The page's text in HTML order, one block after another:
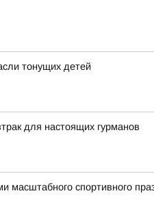
тонущих детей
для настоящих гурманов
спортивного